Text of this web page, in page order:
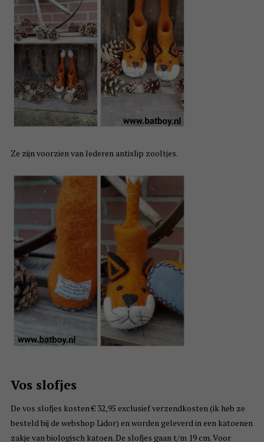
Ze zijn voorzien van lederen antislip zooltjes.
Vos slofjes
De vos slofjes kosten € 32,95 exclusief verzendkosten (ik heb ze
besteld bij de webshop Lidor) en worden geleverd in een katoenen
zakje van biologisch katoen. De slofjes gaan t/m 19 cm. Voor